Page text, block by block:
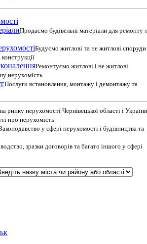
Продаємо будівельні матеріали для ремонту
Будуємо житлові та не житлові споруди
конструкції
Ремонтуємо житлові і не житлові
нерухомість
Послуги встановлення, монтажу і демонтажу та
ринку нерухомості Чернівецької області і України
про нерухомість
у сфері нерухомості і будівництва та
зразки договорів та багато іншого у сфері